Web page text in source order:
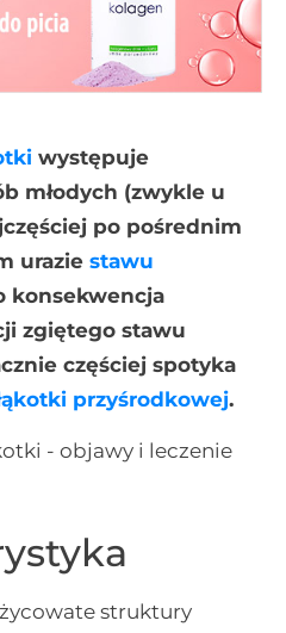
występuje
młodych (zwykle u
po pośrednim
urazie stawu
konsekwencja
zgiętego stawu
częściej spotyka
przyśrodkowej.
struktury